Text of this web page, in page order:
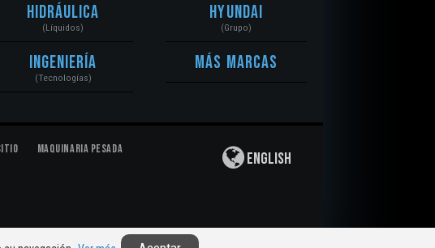
Hidráulica
(Líquidos)
Ingeniería
(Tecnologías)
Hyundai
(Grupo)
Más Marcas
Maquinaria Pesada
English
|Derechos de Autor